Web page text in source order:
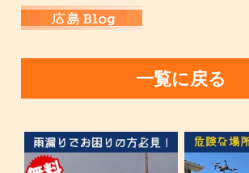
一覧に戻る